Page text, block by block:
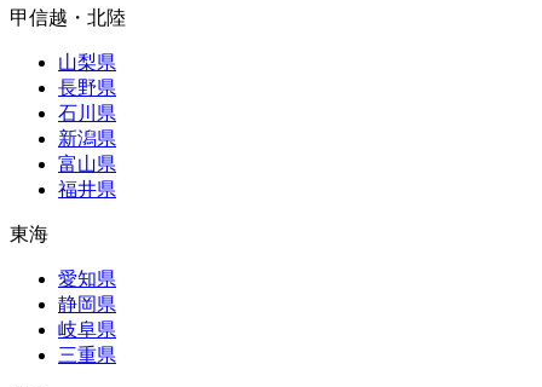
甲信越・北陸
山梨県
長野県
石川県
新潟県
富山県
福井県
東海
愛知県
静岡県
岐阜県
三重県